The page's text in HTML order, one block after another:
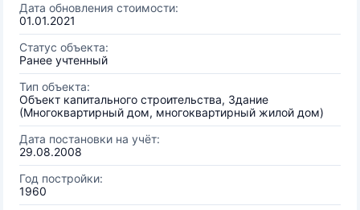
Дата обновления стоимости:
01.01.2021
Статус объекта:
Ранее учтенный
Тип объекта:
Объект капитального строительства, Здание
(Многоквартирный дом, многоквартирный жилой дом)
Дата постановки на учёт:
29.08.2008
Год постройки:
1960